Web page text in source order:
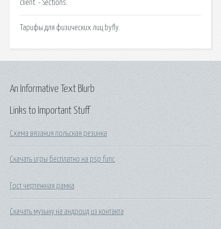
client. - Sections.
Тарифы для физических лиц byfly.
Links to Important Stuff
Схема вязания польская резинка
Скачать игры бесплатно на psp func
Гост чертежная рамка
Скачать музыку на андроид из контакта
An Informative Text Blurb